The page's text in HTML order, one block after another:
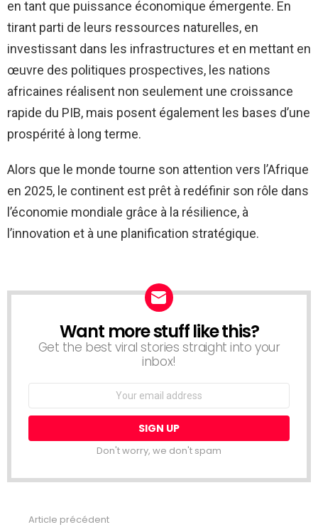
en tant que puissance économique émergente. En
tirant parti de leurs ressources naturelles, en
investissant dans les infrastructures et en mettant en
œuvre des politiques prospectives, les nations
africaines réalisent non seulement une croissance
rapide du PIB, mais posent également les bases d’une
prospérité à long terme.
Alors que le monde tourne son attention vers l’Afrique
en 2025, le continent est prêt à redéfinir son rôle dans
l’économie mondiale grâce à la résilience, à
l’innovation et à une planification stratégique.
NEWSLETTER
Want more stuff like this?
Get the best viral stories straight into your
inbox!
Email
Don't worry, we don't spam
Article précédent